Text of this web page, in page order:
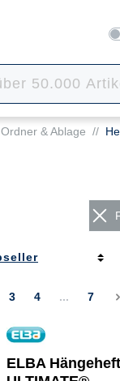
Ordner & Ablage //
3 4 ... 7 >
ELBA